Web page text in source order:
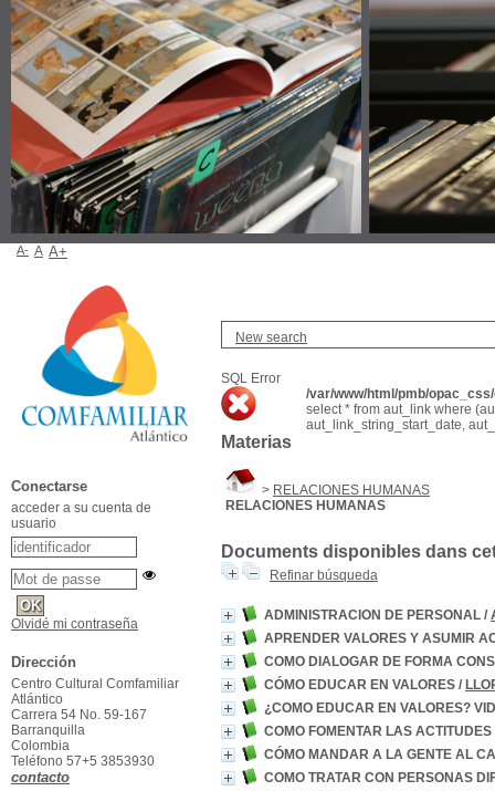
New search
SQL Error
/var/www/html/pmb/
select * from aut_link where
aut_link_string_start_date,
Materias
> RELACIONES HUMANAS
RELACIONES HUMANAS
Documents disponibles dans
Refinar búsqueda
ADMINISTRACION DE PERSONAL /
APRENDER VALORES Y ASUMIR
COMO DIALOGAR DE FORMA
CÓMO EDUCAR EN VALORES /
¿COMO EDUCAR EN VALORES?
COMO FOMENTAR LAS
CÓMO MANDAR A LA GENTE AL
COMO TRATAR CON PERSONAS
A- A A+
Conectarse
acceder a su cuenta de
usuario
Olvidé mi contraseña
Dirección
Centro Cultural Comfamiliar
Atlántico
Carrera 54 No. 59-167
Barranquilla
Colombia
Teléfono 57+5 3853930
contacto